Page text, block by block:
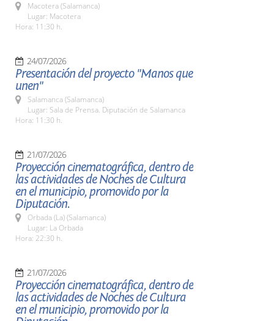
Macotera (Salamanca)
Lugar: Macotera
Hora: 11:30 h.
24/07/2026
Presentación del proyecto "Manos que
unen"
Salamanca (Salamanca)
Lugar: Sala de Prensa. Diputación de Salamanca
Hora: 11:30 h.
21/07/2026
Proyección cinematográfica, dentro de
las actividades de Noches de Cultura
en el municipio, promovido por la
Diputación.
Orbada (La) (Salamanca)
Lugar: La Orbada
Hora: 22:30 h.
21/07/2026
Proyección cinematográfica, dentro de
las actividades de Noches de Cultura
en el municipio, promovido por la